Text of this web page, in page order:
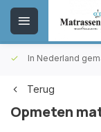
In Nederland
Terug
Opmeten